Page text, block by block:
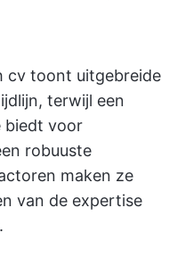
cv toont uitgebreide
terwijl een
biedt voor
robuuste
maken ze
van de expertise